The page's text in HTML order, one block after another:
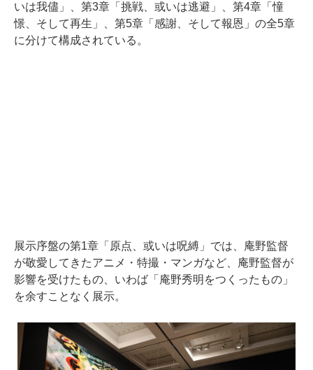
いは我儘」、第3章「挑戦、或いは逃避」、第4章「憧
憬、そして再生」、第5章「感謝、そして報恩」の全5章
に分けて構成されている。
展示序盤の第1章「原点、或いは呪縛」では、庵野監督
が敬愛してきたアニメ・特撮・マンガなど、庵野監督が
影響を受けたもの、いわば「庵野秀明をつくったもの」
を余すことなく展示。